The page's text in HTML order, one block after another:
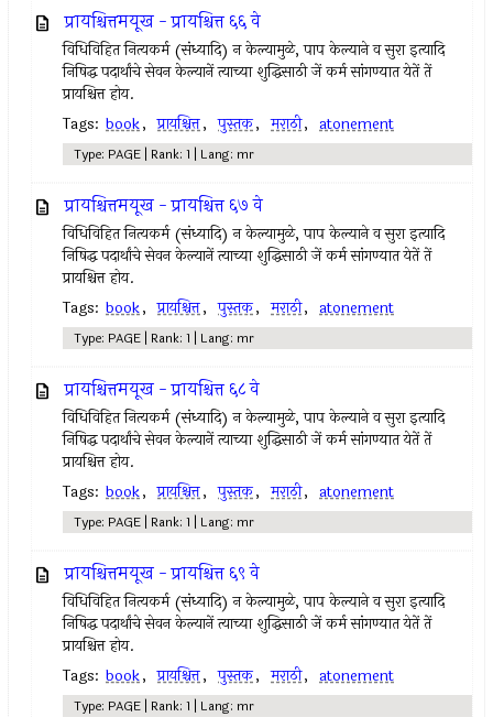
प्रायश्चित्तमयूख - प्रायश्चित्त ६६ वे
विधिविहित नित्‍यकर्म (संध्यादि) न केल्‍यामुळे, पाप केल्याने व सुरा इत्‍यादि
निषिद्ध पदार्थांचे सेवन केल्‍यानें त्‍याच्या शुद्धिसाठी जें कर्म सांगण्यात येतें तें
प्रायश्चित्त होय.
Tags: book, प्रायश्चित्त, पुस्तक, मराठी, atonement
Type: PAGE | Rank: 1 | Lang: mr
प्रायश्चित्तमयूख - प्रायश्चित्त ६७ वे
विधिविहित नित्‍यकर्म (संध्यादि) न केल्‍यामुळे, पाप केल्याने व सुरा इत्‍यादि
निषिद्ध पदार्थांचे सेवन केल्‍यानें त्‍याच्या शुद्धिसाठी जें कर्म सांगण्यात येतें तें
प्रायश्चित्त होय.
Tags: book, प्रायश्चित्त, पुस्तक, मराठी, atonement
Type: PAGE | Rank: 1 | Lang: mr
प्रायश्चित्तमयूख - प्रायश्चित्त ६८ वे
विधिविहित नित्‍यकर्म (संध्यादि) न केल्‍यामुळे, पाप केल्याने व सुरा इत्‍यादि
निषिद्ध पदार्थांचे सेवन केल्‍यानें त्‍याच्या शुद्धिसाठी जें कर्म सांगण्यात येतें तें
प्रायश्चित्त होय.
Tags: book, प्रायश्चित्त, पुस्तक, मराठी, atonement
Type: PAGE | Rank: 1 | Lang: mr
प्रायश्चित्तमयूख - प्रायश्चित्त ६९ वे
विधिविहित नित्‍यकर्म (संध्यादि) न केल्‍यामुळे, पाप केल्याने व सुरा इत्‍यादि
निषिद्ध पदार्थांचे सेवन केल्‍यानें त्‍याच्या शुद्धिसाठी जें कर्म सांगण्यात येतें तें
प्रायश्चित्त होय.
Tags: book, प्रायश्चित्त, पुस्तक, मराठी, atonement
Type: PAGE | Rank: 1 | Lang: mr